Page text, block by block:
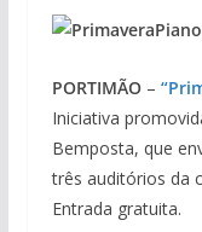
PORTIMÃO –
Iniciativa
Bemposta, que
três auditórios da
Entrada gratuita.